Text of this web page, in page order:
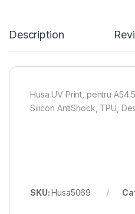
Description
Husa UV Print, pentru A54
Silicon AntiShock, TPU,
SKU:Husa5069